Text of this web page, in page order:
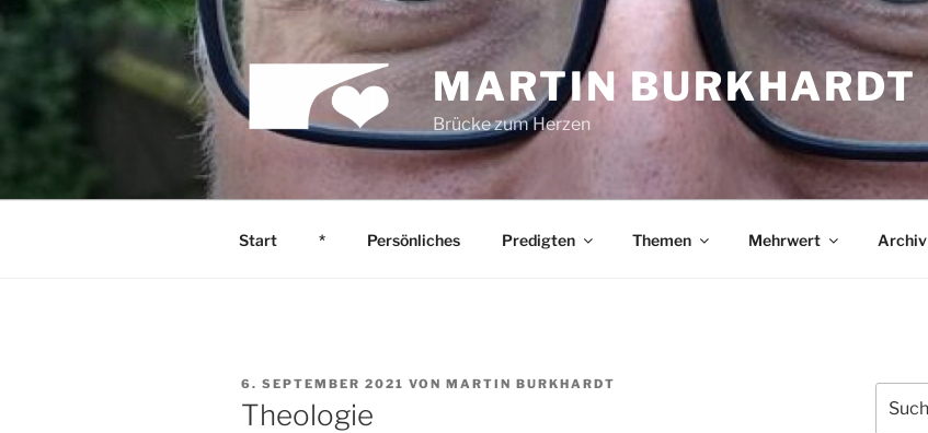
Zum
Inhalt
MARTIN BURKHARDT
Brücke zum Herzen
Start * Persönliches Predigten Themen Mehrwert Archiv
VERÖFFENTLICHT
AM
6. SEPTEMBER 2021 VON MARTIN BURKHARDT
Theologie
nach: